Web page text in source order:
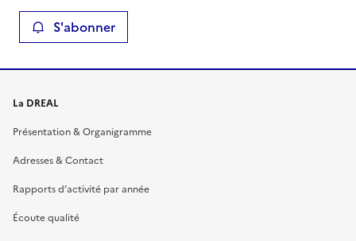
S'abonner
La DREAL
Présentation & Organigramme
Adresses & Contact
Rapports d’activité par année
Écoute qualité